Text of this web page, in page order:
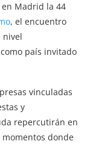
en Madrid la 44
, el encuentro
nivel
país invitado
vinculadas
y
repercutirán en
donde